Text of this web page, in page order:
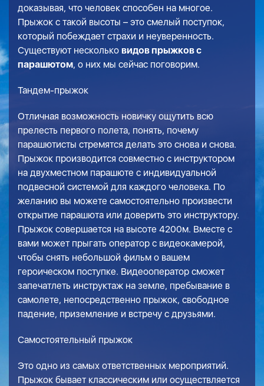
доказывая, что человек способен на многое.
Прыжок с такой высоты – это смелый поступок,
который побеждает страхи и неуверенность.
Существуют несколько видов прыжков с
парашютом, о них мы сейчас поговорим.
Тандем-прыжок
Отличная возможность новичку ощутить всю
прелесть первого полета, понять, почему
парашютисты стремятся делать это снова и снова.
Прыжок производится совместно с инструктором
на двухместном парашюте с индивидуальной
подвесной системой для каждого человека. По
желанию вы можете самостоятельно произвести
открытие парашюта или доверить это инструктору.
Прыжок совершается на высоте 4200м. Вместе с
вами может прыгать оператор с видеокамерой,
чтобы снять небольшой фильм о вашем
героическом поступке. Видеооператор сможет
запечатлеть инструктаж на земле, пребывание в
самолете, непосредственно прыжок, свободное
падение, приземление и встречу с друзьями.
Самостоятельный прыжок
Это одно из самых ответственных мероприятий.
Прыжок бывает классическим или осуществляется